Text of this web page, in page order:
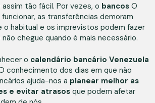
tão fácil. Por vezes, o bancos O
as transferências demoram
o habitual e os imprevistos podem fazer
chegue quando é mais necessário.
o calendário bancário Venezuela
conhecimento dos dias em que não
ajuda-nos a planear melhor as
e evitar atrasos que podem afetar